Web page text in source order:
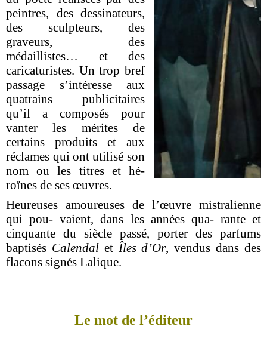
peintres, des dessinateurs,
des sculpteurs, des
graveurs, des
médaillistes… et des
caricaturistes. Un trop bref
passage s’intéresse aux
quatrains publicitaires
qu’il a composés pour
vanter les mérites de
certains produits et aux
réclames qui ont utilisé son
nom ou les titres et hé-
roïnes de ses œuvres.
Heureuses amoureuses de l’œuvre mistralienne
qui pou- vaient, dans les années qua- rante et
cinquante du siècle passé, porter des parfums
baptisés Calendalet Îles d’Or, vendus dans des
flacons signés Lalique.
Le mot de l’éditeur